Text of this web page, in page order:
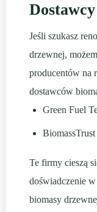
Jeśli szukasz
drzewnej,
producentów na
dostawców
Green Fuel
Te firmy cieszą
doświadczenie
biomasy